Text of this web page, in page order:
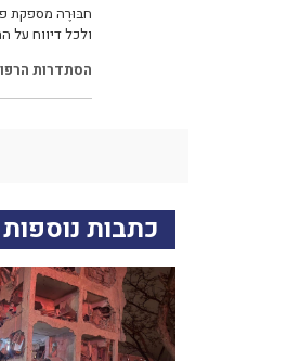
חבּוּרֶה מספקת
ולכל דיווח על
הסתדרות
כתבות